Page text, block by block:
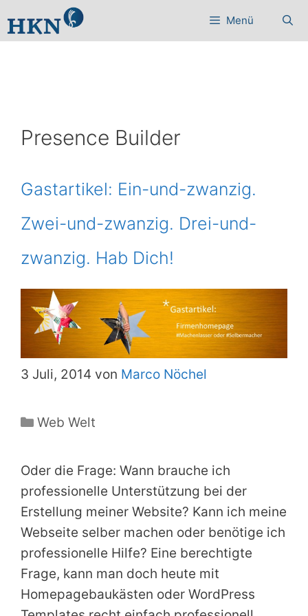
Inhalt
Menü
Presence Builder
Gastartikel: Ein-und-zwanzig.
Zwei-und-zwanzig. Drei-und-
zwanzig. Hab Dich!
3 Juli, 2014 von Marco Nöchel
Kategorien
Web Welt
Oder die Frage: Wann brauche ich
professionelle Unterstützung bei der
Erstellung meiner Website? Kann ich meine
Webseite selber machen oder benötige ich
professionelle Hilfe? Eine berechtigte
Frage, kann man doch heute mit
Homepagebaukästen oder WordPress